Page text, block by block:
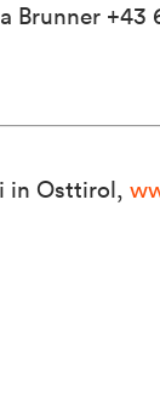
Brunner
in Osttirol,